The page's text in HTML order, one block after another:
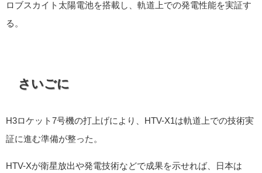
ロブスカイト太陽電池を搭載し、軌道上での発電性能を実証す
る。
さいごに
H3ロケット7号機の打上げにより、HTV-X1は軌道上での技術実
証に進む準備が整った。
HTV-Xが衛星放出や発電技術などで成果を示せれば、日本は